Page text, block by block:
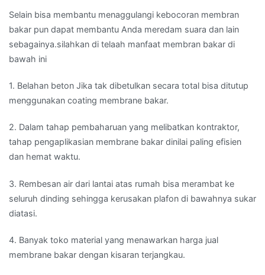
Selain bisa membantu menaggulangi kebocoran membran
bakar pun dapat membantu Anda meredam suara dan lain
sebagainya.silahkan di telaah manfaat membran bakar di
bawah ini
1. Belahan beton Jika tak dibetulkan secara total bisa ditutup
menggunakan coating membrane bakar.
2. Dalam tahap pembaharuan yang melibatkan kontraktor,
tahap pengaplikasian membrane bakar dinilai paling efisien
dan hemat waktu.
3. Rembesan air dari lantai atas rumah bisa merambat ke
seluruh dinding sehingga kerusakan plafon di bawahnya sukar
diatasi.
4. Banyak toko material yang menawarkan harga jual
membrane bakar dengan kisaran terjangkau.